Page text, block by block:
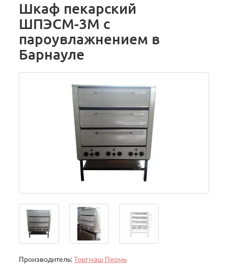
Шкаф пекарский
ШПЭСМ-3М с
пароувлажнением в
Барнауле
Производитель:Торгмаш Пермь